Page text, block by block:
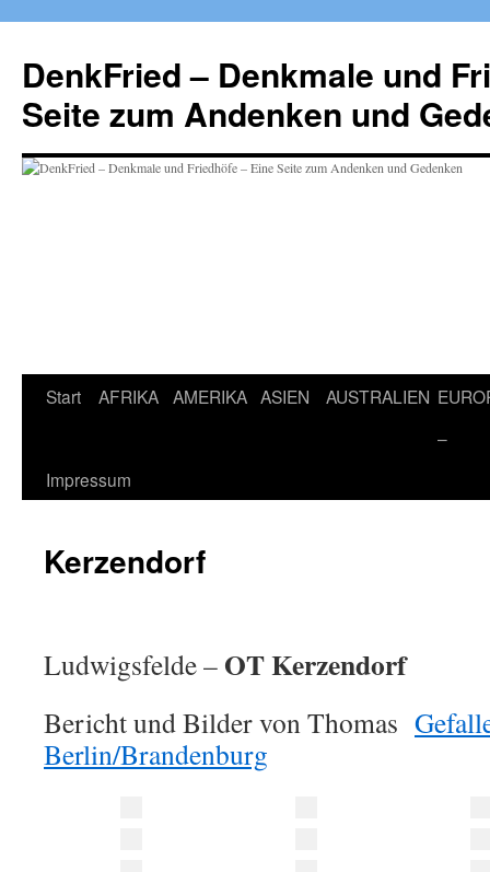
springen
DenkFried – Denkmale und
Seite zum Andenken und
Start AFRIKA AMERIKA ASIEN AUSTRALIEN
–
Impressum
Kerzendorf
Ludwigsfelde – OT Kerzendorf
Bericht und Bilder von Thomas
Berlin/Brandenburg